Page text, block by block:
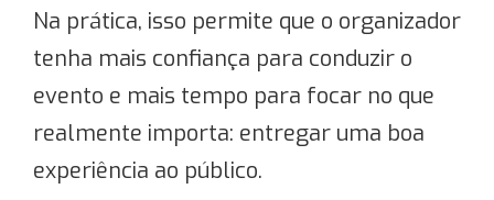
Na prática, isso permite que o organizador
tenha mais confiança para conduzir o
evento e mais tempo para focar no que
realmente importa: entregar uma boa
experiência ao público.